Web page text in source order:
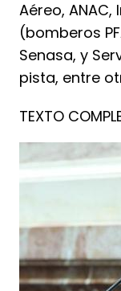
Aéreo, ANAC,
(bomberos
Senasa, y
pista, entre
TEXTO